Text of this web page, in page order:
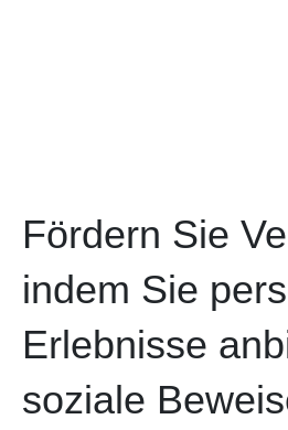
Fördern Sie
indem Sie
Erlebnisse
soziale